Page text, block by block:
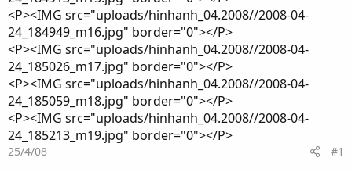
<P><IMG src="uploads/hinhanh_04.2008//2008-04-
24_184949_m16.jpg" border="0"></P>
<P><IMG src="uploads/hinhanh_04.2008//2008-04-
24_185026_m17.jpg" border="0"></P>
<P><IMG src="uploads/hinhanh_04.2008//2008-04-
24_185059_m18.jpg" border="0"></P>
<P><IMG src="uploads/hinhanh_04.2008//2008-04-
24_185213_m19.jpg" border="0"></P>
25/4/08 #1